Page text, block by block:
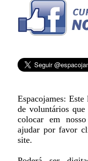
Espacojames:
de voluntários
colocar em
ajudar por favor
site.